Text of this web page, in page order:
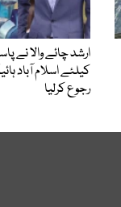
ارشد چائے والا نے
کیلئے اسلام آباد
رجوع کرلیا